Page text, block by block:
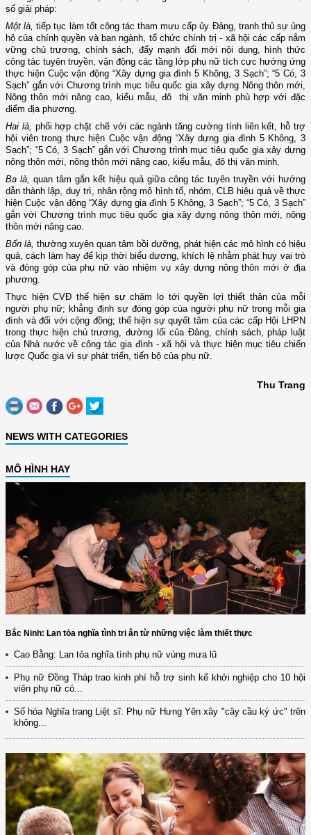
số giải pháp:
Một là, tiếp tục làm tốt công tác tham mưu cấp ủy Đảng, tranh thủ sự ủng
hộ của chính quyền và ban ngành, tổ chức chính trị - xã hội các cấp nắm
vững chủ trương, chính sách, đẩy mạnh đổi mới nội dung, hình thức
công tác tuyên truyền, vận động các tầng lớp phụ nữ tích cực hưởng ứng
thực hiện Cuộc vận động “Xây dựng gia đình 5 Không, 3 Sạch”; “5 Có, 3
Sạch” gắn với Chương trình mục tiêu quốc gia xây dựng Nông thôn mới,
Nông thôn mới nâng cao, kiểu mẫu, đô thị văn minh phù hợp với đặc
điểm địa phương.
Hai là, phối hợp chặt chẽ với các ngành tăng cường tính liên kết, hỗ trợ
hội viên trong thực hiện Cuộc vận động “Xây dựng gia đình 5 Không, 3
Sạch”; “5 Có, 3 Sạch” gắn với Chương trình mục tiêu quốc gia xây dựng
nông thôn mới, nông thôn mới nâng cao, kiểu mẫu, đô thị văn minh.
Ba là, quan tâm gắn kết hiệu quả giữa công tác tuyên truyền với hướng
dẫn thành lập, duy trì, nhân rộng mô hình tổ, nhóm, CLB hiệu quả về thực
hiện Cuộc vận động “Xây dựng gia đình 5 Không, 3 Sạch”; “5 Có, 3 Sạch”
gắn với Chương trình mục tiêu quốc gia xây dựng nông thôn mới, nông
thôn mới nâng cao.
Bốn là, thường xuyên quan tâm bồi dưỡng, phát hiện các mô hình có hiệu
quả, cách làm hay để kịp thời biểu dương, khích lệ nhằm phát huy vai trò
và đóng góp của phụ nữ vào nhiệm vụ xây dựng nông thôn mới ở địa
phương.
Thực hiện CVĐ thể hiện sự chăm lo tới quyền lợi thiết thân của mỗi
người phụ nữ; khẳng định sự đóng góp của người phụ nữ trong mỗi gia
đình và đối với cộng đồng; thể hiện sự quyết tâm của các cấp Hội LHPN
trong thực hiện chủ trương, đường lối của Đảng, chính sách, pháp luật
của Nhà nước về công tác gia đình - xã hội và thực hiện mục tiêu chiến
lược Quốc gia vì sự phát triển, tiến bộ của phụ nữ.
Thu Trang
NEWS WITH CATEGORIES
MÔ HÌNH HAY
Bắc Ninh: Lan tỏa nghĩa tình tri ân từ những việc làm thiết thực
Cao Bằng: Lan tỏa nghĩa tình phụ nữ vùng mưa lũ
Phụ nữ Đồng Tháp trao kinh phí hỗ trợ sinh kế khởi nghiệp cho 10 hội
viên phụ nữ có...
Số hóa Nghĩa trang Liệt sĩ: Phụ nữ Hưng Yên xây "cây cầu ký ức" trên
không...